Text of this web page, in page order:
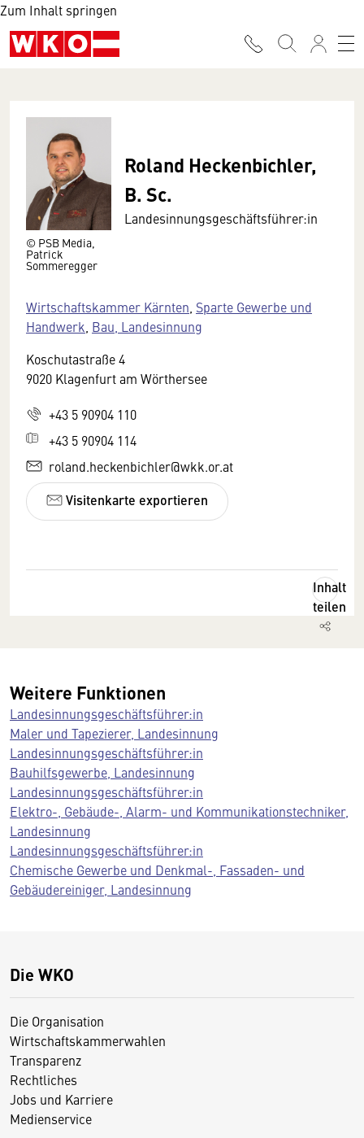
Zum Inhalt springen
© PSB Media,
Patrick
Sommeregger
Roland Heckenbichler,
B. Sc.
Landesinnungsgeschäftsführer:in
Wirtschaftskammer Kärnten Sparte Gewerbe und
Handwerk Bau, Landesinnung
Koschutastraße 4
9020 Klagenfurt am Wörthersee
+43 5 90904 110
+43 5 90904 114
roland.heckenbichler@wkk.or.at
Visitenkarte exportieren
Inhalt
teilen
Weitere Funktionen
Landesinnungsgeschäftsführer:in
Maler und Tapezierer, Landesinnung
Landesinnungsgeschäftsführer:in
Bauhilfsgewerbe, Landesinnung
Landesinnungsgeschäftsführer:in
Elektro-, Gebäude-, Alarm- und Kommunikationstechniker,
Landesinnung
Landesinnungsgeschäftsführer:in
Chemische Gewerbe und Denkmal-, Fassaden- und
Gebäudereiniger, Landesinnung
Die WKO
Die Organisation
Wirtschaftskammerwahlen
Transparenz
Rechtliches
Jobs und Karriere
Medienservice